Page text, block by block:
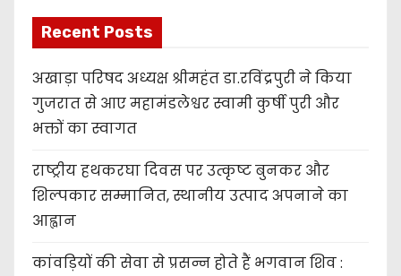
Recent Posts
अखाड़ा परिषद अध्यक्ष श्रीमहंत डा.रविंद्रपुरी ने किया
गुजरात से आए महामंडलेश्वर स्वामी कुर्षी पुरी और
भक्तों का स्वागत
राष्ट्रीय हथकरघा दिवस पर उत्कृष्ट बुनकर और
शिल्पकार सम्मानित, स्थानीय उत्पाद अपनाने का
आह्वान
कांवड़ियों की सेवा से प्रसन्न होते हैं भगवान शिव :